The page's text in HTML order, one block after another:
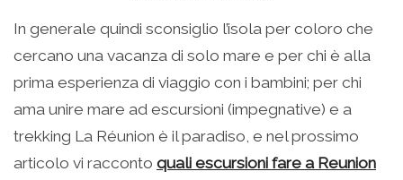
In generale quindi sconsiglio l’isola per coloro che
cercano una vacanza di solo mare e per chi è alla
prima esperienza di viaggio con i bambini; per chi
ama unire mare ad escursioni (impegnative) e a
trekking La Réunion è il paradiso, e nel prossimo
articolo vi racconto quali escursioni fare a Reunion